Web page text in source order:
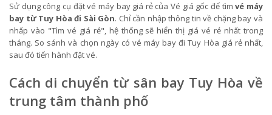
Sử dụng công cụ đặt vé máy bay giá rẻ của Vé giá gốc để tìmvé máy
bay từ Tuy Hòa đi Sài Gòn. Chỉ cần nhập thông tin về chặng bay và
nhấp vào "Tìm vé giá rẻ", hệ thống sẽ hiển thị giá vé rẻ nhất trong
tháng. So sánh và chọn ngày có vé máy bay đi Tuy Hòa giá rẻ nhất,
sau đó tiến hành đặt vé.
Cách di chuyển từ sân bay Tuy Hòa về
trung tâm thành phố